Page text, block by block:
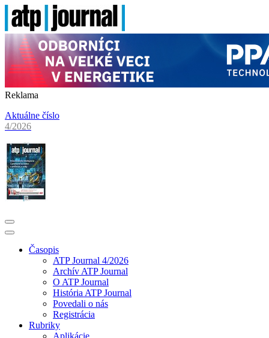
Reklama
Aktuálne číslo
4/2026
Časopis
ATP Journal 4/2026
Archív ATP Journal
O ATP Journal
História ATP Journal
Povedali o nás
Registrácia
Rubriky
Aplikácie